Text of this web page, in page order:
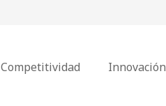
Competitividad Innovación